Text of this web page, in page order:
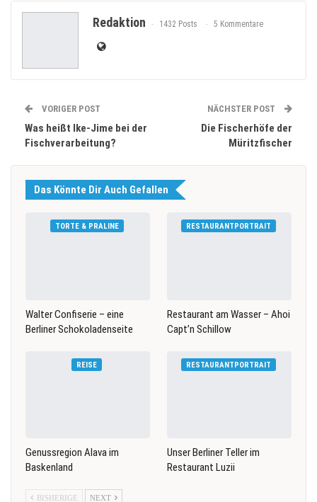
Redaktion 1432 Posts 5 Kommentare
VORIGER POST
Was heißt Ike-Jime bei der
Fischverarbeitung?
NÄCHSTER POST
Die Fischerhöfe der
Müritzfischer
Das Könnte Dir Auch Gefallen
TORTE & PRALINE
Walter Confiserie – eine
Berliner Schokoladenseite
RESTAURANTPORTRAIT
Restaurant am Wasser – Ahoi
Capt’n Schillow
REISE
Genussregion Alava im
Baskenland
RESTAURANTPORTRAIT
Unser Berliner Teller im
Restaurant Luzii
BISHERIGE NEXT